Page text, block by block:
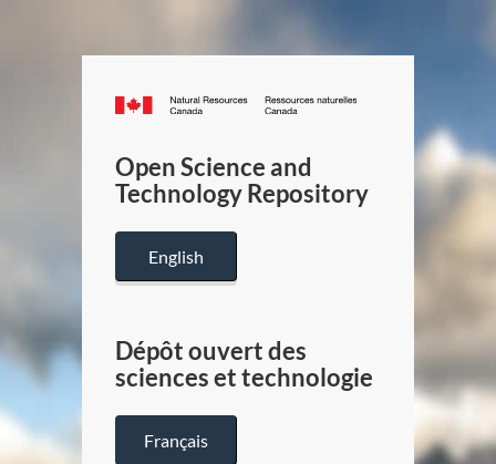
Canada.ca
/
Canada
Open Science and
Technology Repository
English
Dépôt ouvert des
sciences et technologie
Français